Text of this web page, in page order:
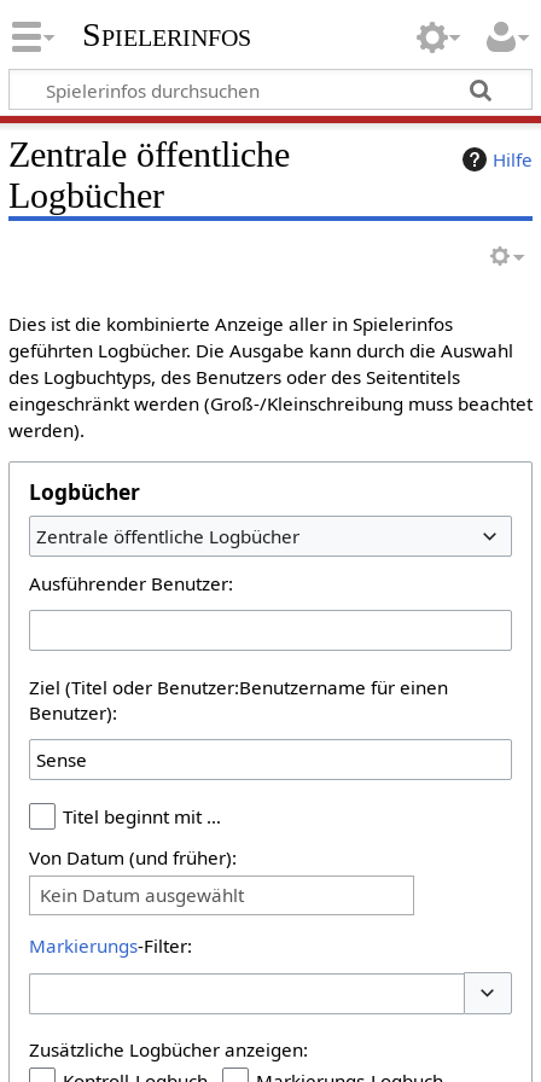
Spielerinfos
Hilfe
Zentrale öffentliche
Logbücher
Dies ist die kombinierte Anzeige aller in Spielerinfos
geführten Logbücher. Die Ausgabe kann durch die Auswahl
des Logbuchtyps, des Benutzers oder des Seitentitels
eingeschränkt werden (Groß-/Kleinschreibung muss beachtet
werden).
Logbücher
Zentrale öffentliche Logbücher
Ausführender Benutzer:
Ziel (Titel oder Benutzer:Benutzername für einen
Benutzer):
Titel beginnt mit …
Von Datum (und früher):
Kein Datum ausgewählt
Markierungs-Filter:
Zusätzliche Logbücher anzeigen: